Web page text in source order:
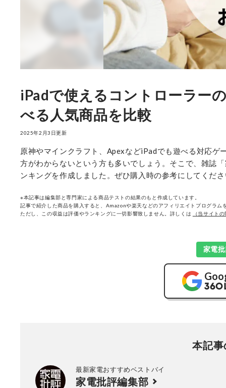
iPadで使えるコントローラー
べる人気商品を比較
2025年2月3日更新
原神やマインクラフト、ApexなどiPadでも遊べる対応
方がわからないという方も多いでしょう。そこで、雑誌
ンキングを作成しました。ぜひ購入時の参考にしてくだ
※本記事は編集部と専門家による商品テストの結果のもと作成しています。
記事で紹介した商品を購入すると、Amazonや楽天などのアフィリエイトプログラ
ただし、この収益は評価やランキングに一切影響致しません。詳しくは
（当サイト
家電
本記
最新家電おすすめベストバイ
家電批評編集部